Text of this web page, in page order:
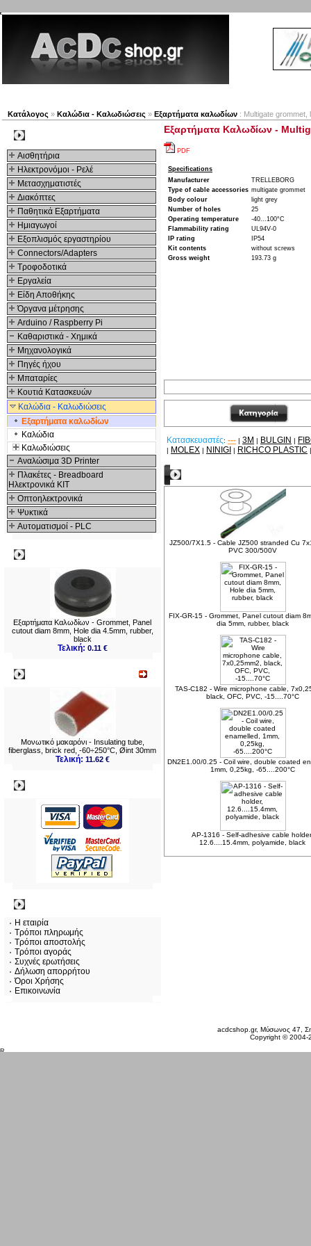
Κατάλογος » Καλώδια - Καλωδιώσεις » Εξαρτήματα καλωδίων : Multigate grommet,
Αισθητήρια
Ηλεκτρονόμοι - Ρελέ
Μετασχηματιστές
Διακόπτες
Παθητικά Εξαρτήματα
Hμιαγωγοί
Εξοπλισμός εργαστηρίου
Connectors/Adapters
Τροφοδοτικά
Εργαλεία
Είδη Αποθήκης
Όργανα μέτρησης
Arduino / Raspberry Pi
Καθαριστικά - Χημικά
Μηχανολογικά
Πηγές ήχου
Μπαταρίες
Κουτιά Κατασκευών
Καλώδια - Καλωδιώσεις
Εξαρτήματα καλωδίων
Καλώδια
Καλωδιώσεις
Αναλώσιμα 3D Printer
Πλακέτες - Breadboard
Ηλεκτρονικά ΚΙΤ
Οπτοηλεκτρονικά
Ψυκτικά
Αυτοματισμοί - PLC
Εξαρτήματα Καλωδίων - Grommet, Panel
cutout diam 8mm, Hole dia 4.5mm, rubber,
black
Τελική: 0.11 €
Μονωτικό μακαρόνι - Insulating tube,
fiberglass, brick red, -60÷250°C, Øint 30mm
Τελική: 11.62 €
Η εταιρία
Τρόποι πληρωμής
Τρόποι αποστολής
Τρόποι αγοράς
Συχνές ερωτήσεις
Δήλωση απορρήτου
Όροι Χρήσης
Επικοινωνία
Εξαρτήματα Καλωδίων -
PDF
Specifications
Manufacturer
TRELLEBORG
Type of cable accessories multigate grommet
Body colour
light grey
Number of holes
25
Operating temperature
-40...100°C
Flammability rating
UL94V-0
IP rating
IP54
Kit contents
without screws
Gross weight
193.73 g
Κατασκευαστές: --- | 3M | BULGIN |
| MOLEX | NINIGI | RICHCO PLASTIC
JZ500/7X1.5 - Cable JZ500 stranded Cu
PVC 300/500V
FIX-GR-15 - Grommet, Panel cutout diam
dia 5mm, rubber, black
TAS-C182 - Wire microphone cable,
black, OFC, PVC, -15....70°C
DN2E1.00/0.25 - Coil wire, double coated
1mm, 0,25kg, -65....200°C
AP-1316 - Self-adhesive cable
12.6....15.4mm, polyamide, black
acdcshop.gr, Μύσωνος 47,
Copyright ©